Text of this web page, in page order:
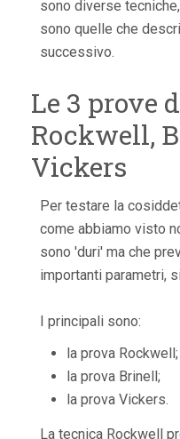
sono diverse
sono quelle che
successivo.
Le 3 prove
Rockwell,
Vickers
Per testare la
come abbiamo visto
sono 'duri' ma che
importanti parametri,
I principali sono:
la prova Rockwell;
la prova Brinell;
la prova Vickers.
La tecnica Rockwell